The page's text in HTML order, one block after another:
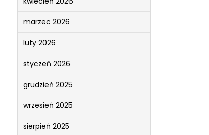
marzec 2026
luty 2026
styczeń 2026
grudzień 2025
wrzesień 2025
sierpień 2025